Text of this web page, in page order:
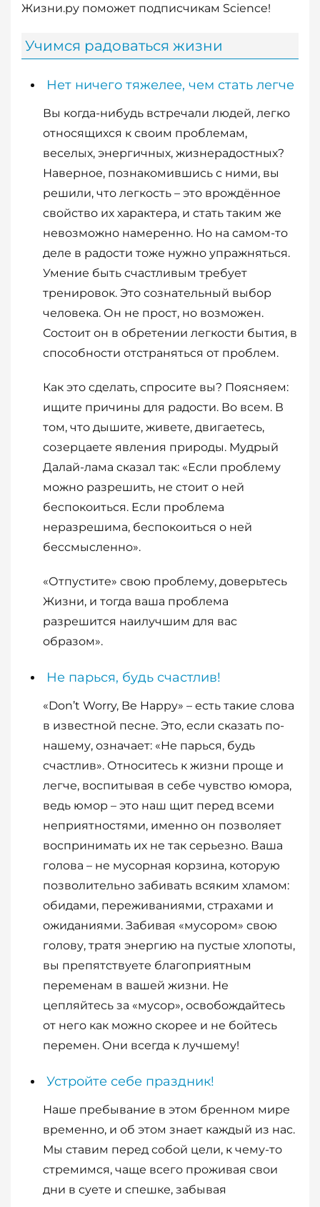
Жизни.ру поможет подписчикам Science!
Учимся радоваться жизни
Нет ничего тяжелее, чем стать легче
Вы когда-нибудь встречали людей, легко
относящихся к своим проблемам,
веселых, энергичных, жизнерадостных?
Наверное, познакомившись с ними, вы
решили, что легкость – это врождённое
свойство их характера, и стать таким же
невозможно намеренно. Но на самом-то
деле в радости тоже нужно упражняться.
Умение быть счастливым требует
тренировок. Это сознательный выбор
человека. Он не прост, но возможен.
Состоит он в обретении легкости бытия, в
способности отстраняться от проблем.
Как это сделать, спросите вы? Поясняем:
ищите причины для радости. Во всем. В
том, что дышите, живете, двигаетесь,
созерцаете явления природы. Мудрый
Далай-лама сказал так: «Если проблему
можно разрешить, не стоит о ней
беспокоиться. Если проблема
неразрешима, беспокоиться о ней
бессмысленно».
«Отпустите» свою проблему, доверьтесь
Жизни, и тогда ваша проблема
разрешится наилучшим для вас
образом».
Не парься, будь счастлив!
«Don’t Worry, Be Happy» – есть такие слова
в известной песне. Это, если сказать по-
нашему, означает: «Не парься, будь
счастлив». Относитесь к жизни проще и
легче, воспитывая в себе чувство юмора,
ведь юмор – это наш щит перед всеми
неприятностями, именно он позволяет
воспринимать их не так серьезно. Ваша
голова – не мусорная корзина, которую
позволительно забивать всяким хламом:
обидами, переживаниями, страхами и
ожиданиями. Забивая «мусором» свою
голову, тратя энергию на пустые хлопоты,
вы препятствуете благоприятным
переменам в вашей жизни. Не
цепляйтесь за «мусор», освобождайтесь
от него как можно скорее и не бойтесь
перемен. Они всегда к лучшему!
Устройте себе праздник!
Наше пребывание в этом бренном мире
временно, и об этом знает каждый из нас.
Мы ставим перед собой цели, к чему-то
стремимся, чаще всего проживая свои
дни в суете и спешке, забывая